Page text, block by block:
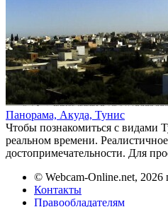
Панорама, Акуда, Тунис
Чтобы познакомиться с видами
реальном времени.
достопримечательности. Для
© Webcam-Online.net, 2026
Контакты
Правообладателям